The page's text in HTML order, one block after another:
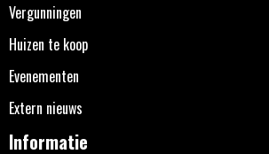
Vergunningen
Huizen te koop
Evenementen
Extern nieuws
Informatie